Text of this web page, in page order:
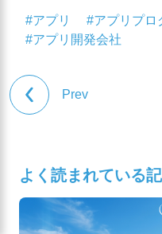
#アプリ #アプリプロ
#アプリ開発会社
Prev
よく読まれている